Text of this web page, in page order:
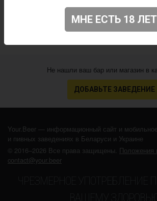
3.58
Не нашли ваш бар или магазин в
ДОБАВЬТЕ ЗАВЕДЕНИЕ
Your.Beer — информационный сайт и
и пивных заведениях в Беларуси и Украине
© 2016–2026 Все права защищены. Положения
contact@your.beer
ЧРЕЗМЕРНОЕ УПОТРЕБЛЕНИЕ
ВАШЕМУ ЗДОРОВЬЮ
МНЕ ЕСТЬ 18 ЛЕТ